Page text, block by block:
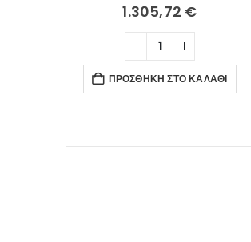
1.305,72 €
ΠΡΟΣΘΉΚΗ ΣΤΟ ΚΑΛΆΘΙ